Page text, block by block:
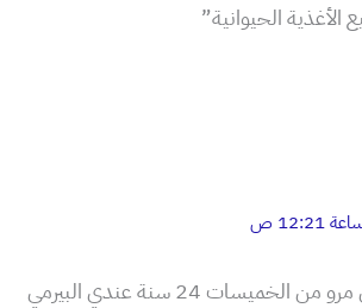
سلام انا عبدالرزاق مرو من الخميسات 24 سنة عندي البيرمي